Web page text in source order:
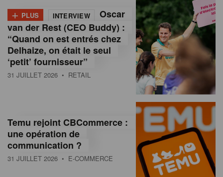
o
n
d
o
M
a
g
+ PLUS INTERVIEW
Oscar
van der Rest (CEO Buddy) :
“Quand on est entrés chez
Delhaize, on était le seul
‘petit’ fournisseur”
31 JUILLET 2026 • RETAIL
Temu rejoint CBCommerce :
une opération de
communication ?
31 JUILLET 2026 • E-COMMERCE